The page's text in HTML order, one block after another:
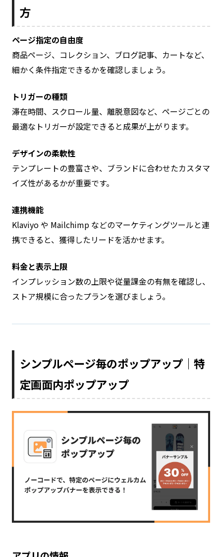
方
ページ指定の自由度
商品ページ、コレクション、ブログ記事、カートなど、
細かく条件指定できるかを確認しましょう。
トリガーの種類
滞在時間、スクロール量、離脱意図など、ページごとの
最適なトリガーが設定できると成果が上がります。
デザインの柔軟性
テンプレートの豊富さや、ブランドに合わせたカスタマ
イズ性があるかが重要です。
連携機能
Klaviyo や Mailchimp などのマーケティングツールと連
携できると、獲得したリードを活かせます。
料金と表示上限
インプレッション数の上限や従量課金の有無を確認し、
ストア規模に合ったプランを選びましょう。
シンプルページ毎のポップアップ｜特
定画面内ポップアップ